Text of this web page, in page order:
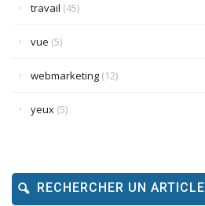
travail (45)
vue (5)
webmarketing (12)
yeux (5)
RECHERCHER UN ARTICLE